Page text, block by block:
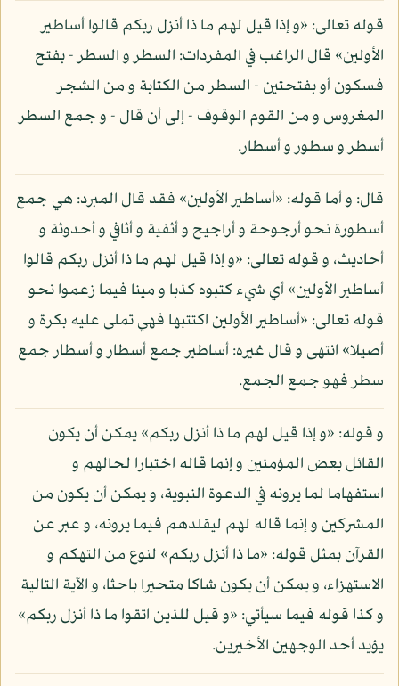
قوله تعالى: «و إذا قيل لهم ما ذا أنزل ربكم قالوا أساطير
الأولين» قال الراغب في المفردات: السطر و السطر - بفتح
فسكون أو بفتحتين - السطر من الكتابة و من الشجر
المغروس و من القوم الوقوف - إلى أن قال - و جمع السطر
أسطر و سطور و أسطار.
قال: و أما قوله: «أساطير الأولين» فقد قال المبرد: هي جمع
أسطورة نحو أرجوحة و أراجيح و أثفية و أثافي و أحدوثة و
أحاديث، و قوله تعالى: «و إذا قيل لهم ما ذا أنزل ربكم قالوا
أساطير الأولين» أي شيء كتبوه كذبا و مينا فيما زعموا نحو
قوله تعالى: «أساطير الأولين اكتتبها فهي تملى عليه بكرة و
أصيلا» انتهى و قال غيره: أساطير جمع أسطار و أسطار جمع
سطر فهو جمع الجمع.
و قوله: «و إذا قيل لهم ما ذا أنزل ربكم» يمكن أن يكون
القائل بعض المؤمنين و إنما قاله اختبارا لحالهم و
استفهاما لما يرونه في الدعوة النبوية، و يمكن أن يكون من
المشركين و إنما قاله لهم ليقلدهم فيما يرونه، و عبر عن
القرآن بمثل قوله: «ما ذا أنزل ربكم» لنوع من التهكم و
الاستهزاء، و يمكن أن يكون شاكا متحيرا باحثا، و الآية التالية
و كذا قوله فيما سيأتي: «و قيل للذين اتقوا ما ذا أنزل ربكم»
يؤيد أحد الوجهين الأخيرين.